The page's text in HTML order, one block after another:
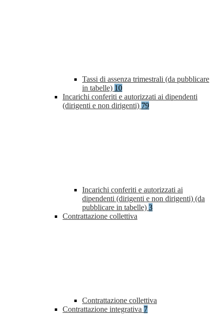
Tassi di assenza trimestrali (da pubblicare
in tabelle) 10
Incarichi conferiti e autorizzati ai dipendenti
(dirigenti e non dirigenti) 79
Incarichi conferiti e autorizzati ai
dipendenti (dirigenti e non dirigenti) (da
pubblicare in tabelle) 3
Contrattazione collettiva
Contrattazione collettiva
Contrattazione integrativa 7